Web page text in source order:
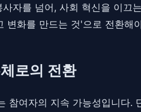
자를 넘어, 사회 혁신을 이
화를 만드는 것'으로 전환해
로의 전환
참여자의 지속 가능성입니다